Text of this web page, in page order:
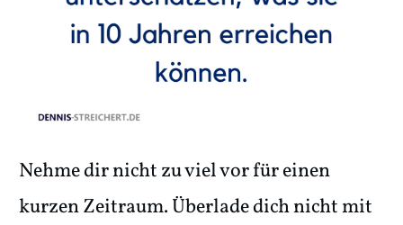
Nehme dir nicht zu viel vor für einen
kurzen Zeitraum. Überlade dich nicht mit